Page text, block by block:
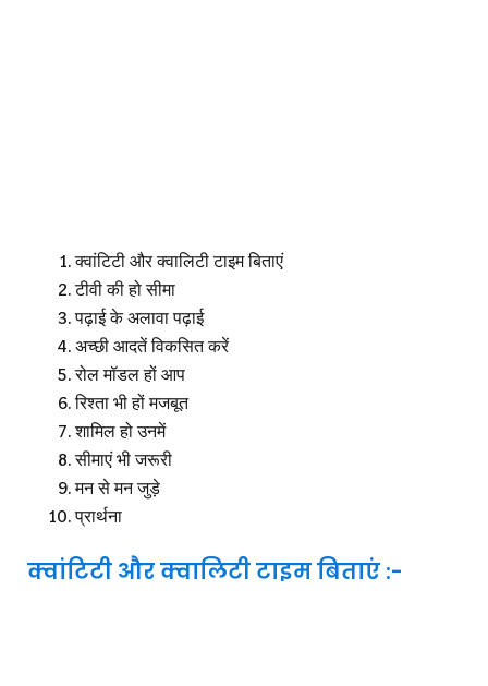
क्वांटिटी और क्वालिटी टाइम बिताएं
टीवी की हो सीमा
पढ़ाई के अलावा पढ़ाई
अच्छी आदतें विकसित करें
रोल मॉडल हों आप
रिश्ता भी हों मजबूत
शामिल हो उनमें
सीमाएं भी जरूरी
मन से मन जुड़े
प्रार्थना
क्वांटिटी और क्वालिटी टाइम बिताएं :-